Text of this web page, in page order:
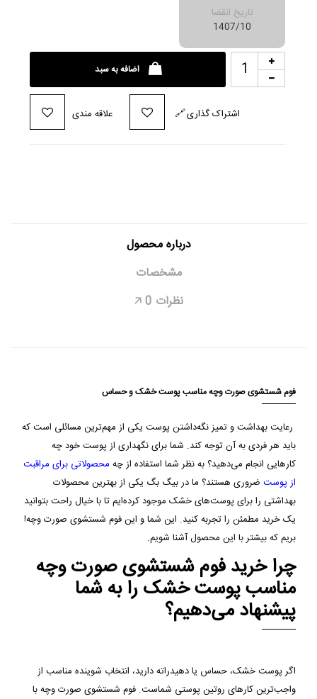
تاریخ انقضا
1407/10
اضافه به سبد
علاقه مندی 🔗اشتراک گذاری
درباره محصول
مشخصات
نظرات 0
🡥
فوم شستشوی صورت وچه مناسب پوست خشک و حساس
رعایت بهداشت و تمیز نگه‌داشتن پوست یکی از مهم‌ترین مسائلی است که
باید هر فردی به آن توجه کند. شما برای نگهداری از پوست خود چه
کارهایی انجام می‌دهید؟ به نظر شما استفاده از چه محصولاتی برای مراقبت
از پوست ضروری هستند؟ ما در بیگ بگ یکی از بهترین محصولات
بهداشتی را برای پوست‌های خشک موجود کرده‌ایم تا با خیال راحت بتوانید
یک خرید مطمئن را تجربه کنید. این شما و این فوم شستشوی صورت وچه!
بریم که بیشتر با این محصول آشنا شویم.
چرا خرید فوم شستشوی صورت وچه
مناسب پوست خشک را به شما
پیشنهاد می‌دهیم؟
اگر پوست خشک، حساس یا دهیدراته دارید، انتخاب شوینده مناسب از
واجب‌ترین کارهای روتین پوستی شماست. فوم شستشوی صورت وچه با